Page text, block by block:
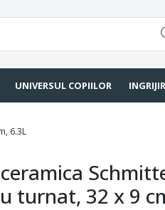
UNIVERSUL COPIILOR
6.3L
turnat, 32 x 9